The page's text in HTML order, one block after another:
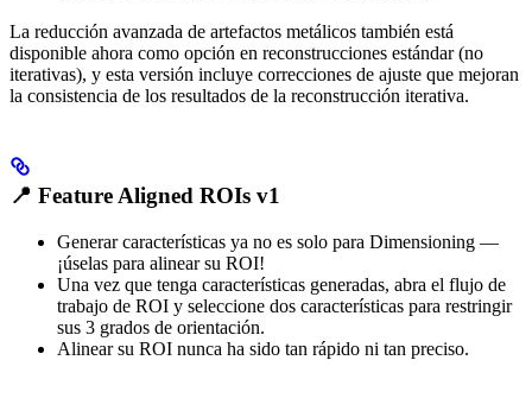
La reducción avanzada de artefactos metálicos también está
disponible ahora como opción en reconstrucciones estándar (no
iterativas), y esta versión incluye correcciones de ajuste que mejoran
la consistencia de los resultados de la reconstrucción iterativa.
📍 Feature Aligned ROIs v1
Generar características ya no es solo para Dimensioning —
¡úselas para alinear su ROI!
Una vez que tenga características generadas, abra el flujo de
trabajo de ROI y seleccione dos características para restringir
sus 3 grados de orientación.
Alinear su ROI nunca ha sido tan rápido ni tan preciso.